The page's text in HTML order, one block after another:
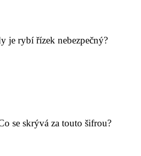
je rybí řízek nebezpečný?
se skrývá za touto šifrou?